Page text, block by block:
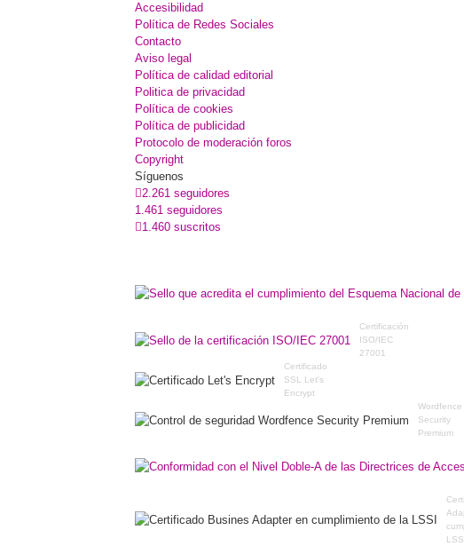
Accesibilidad
Política de Redes Sociales
Contacto
Aviso legal
Política de calidad editorial
Politica de privacidad
Política de cookies
Política de publicidad
Protocolo de moderación foros
Copyright
Síguenos
2.261 seguidores
1.461 seguidores
1.460 suscritos
Certificación
ISO/IEC
27001
Certificado
SSL Let's
Encrypt
Wordfence
Security
Premium